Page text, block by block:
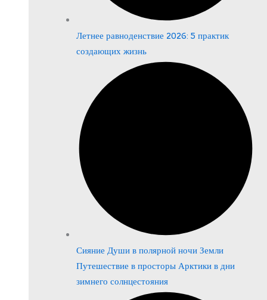
Летнее равноденствие 2026: 5 практик
создающих жизнь
Сияние Души в полярной ночи Земли
Путешествие в просторы Арктики в дни
зимнего солнцестояния